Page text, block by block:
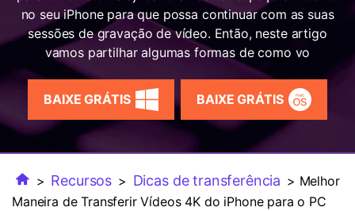
AniSmall para iOS
Aproveite recursos de conversão
poderosos e inteligentes.
IA Lab
Onde há esporte, há UniConverter
Usuários educacionais desfrutam
de até 20% DESC.
Popular
Usuários de Filmes
Usuários de DVD
Guia
Como usar o Wondershare UniConverter? Aprenda o guia
passo a passo abaixo.
Todas as informações que você precisa para usar o
UniConverter.
Assista ao tutorial em vídeo para aprender como usar o
UniConverter.
Atualize para a V17
COMPRE AGORA Entrar
Pesquisar
no seu iPhone para que possa continuar com as suas
sessões de gravação de vídeo. Então, neste artigo
vamos partilhar algumas formas de como vo
BAIXE GRÁTIS BAIXE GRÁTIS
> Recursos > Dicas de transferência > Melhor
Maneira de Transferir Vídeos 4K do iPhone para o PC